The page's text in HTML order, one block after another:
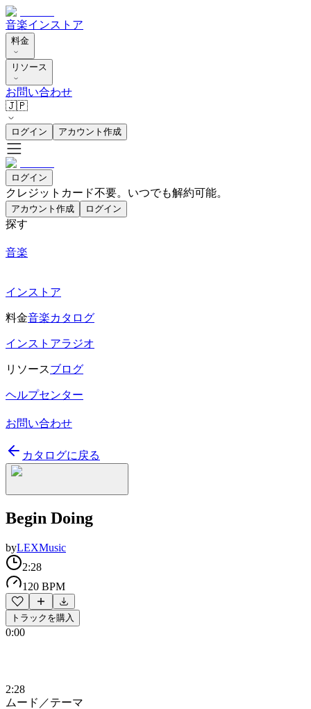
音楽インストア
料金
リソース
お問い合わせ
🇯🇵
ログイン アカウント作成
ログイン
クレジットカード不要。いつでも解約可能。
アカウント作成 ログイン
探す
音楽
インストア
料金音楽カタログ
インストアラジオ
リソースブログ
ヘルプセンター
お問い合わせ
カタログに戻る
Begin Doing
byLEXMusic
2:28
120 BPM
トラックを購入
0:00
2:28
ムード／テーマ